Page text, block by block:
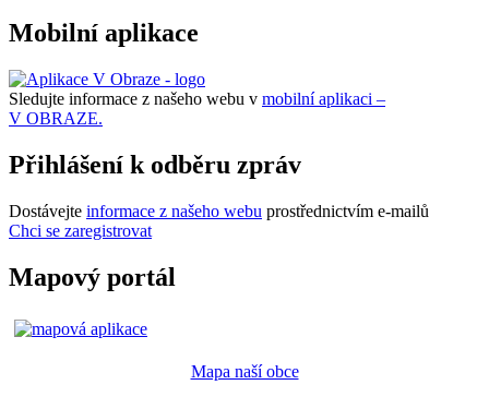
Mobilní aplikace
Sledujte informace z našeho webu v mobilní aplikaci –
V OBRAZE.
Přihlášení k odběru zpráv
Dostávejte informace z našeho webu prostřednictvím e-mailů
Chci se zaregistrovat
Mapový portál
Mapa naší obce